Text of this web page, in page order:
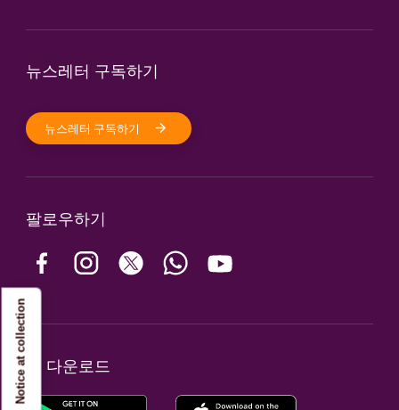
뉴스레터 구독하기
뉴스레터 구독하기
팔로우하기
앱 다운로드
Notice at collection